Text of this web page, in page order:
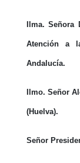
Ilma.
Atención a
Andalucía.
Ilmo. Señor
(Huelva).
Señor